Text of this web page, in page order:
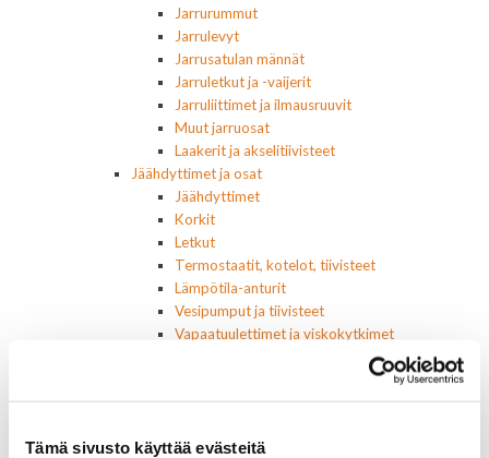
Tämä sivusto käyttää evästeitä
Jarrurummut
Jarrulevyt
Jarrusatulan männät
Jarruletkut ja -vaijerit
Jarruliittimet ja ilmausruuvit
Muut jarruosat
Laakerit ja akselitiivisteet
Jäähdyttimet ja osat
Jäähdyttimet
Korkit
Letkut
Termostaatit, kotelot, tiivisteet
Lämpötila-anturit
Vesipumput ja tiivisteet
Vapaatuulettimet ja viskokytkimet
Alapallonivelet
Raidetangonpäät sisempi